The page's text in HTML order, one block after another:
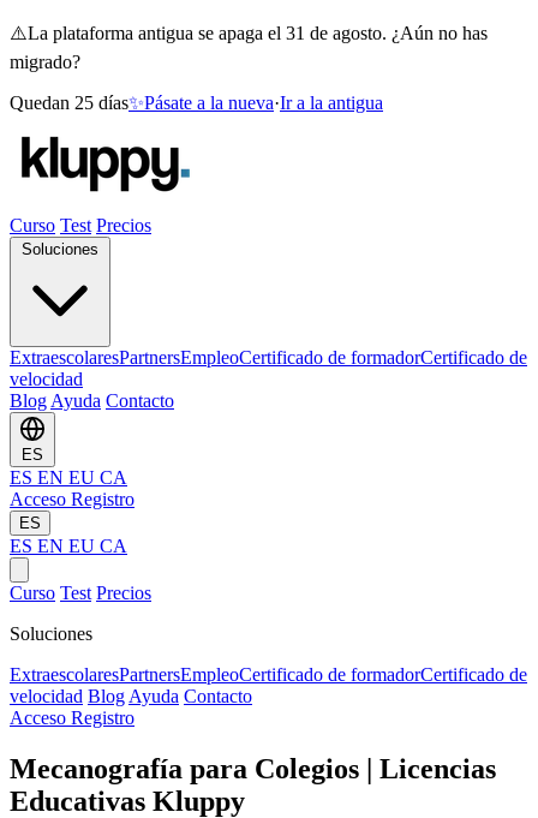
⚠️La plataforma antigua se apaga el 31 de agosto. ¿Aún no has
migrado?
Quedan 25 días✨Pásate a la nueva·Ir a la antigua
Curso Test Precios
ExtraescolaresPartnersEmpleoCertificado de formadorCertificado de
velocidad
Blog Ayuda Contacto
ES
ES EN EU CA
Acceso Registro
ES
ES EN EU CA
Curso Test Precios
Soluciones
ExtraescolaresPartnersEmpleoCertificado de formadorCertificado de
velocidad Blog Ayuda Contacto
Acceso Registro
Mecanografía para Colegios | Licencias
Educativas Kluppy